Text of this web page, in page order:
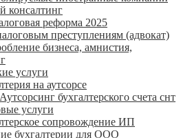
консалтинг
реформа 2025
преступлениям (адвокат)
бизнеса, амнистия,
услуги
на аутсорсе
Аутсорсинг бухгалтерского счета снт
услуги
сопровождение ИП
бухгалтерии для ООО